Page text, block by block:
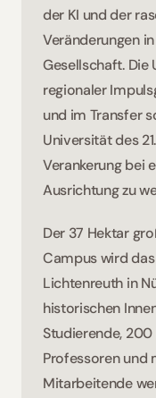
der KI und der
Veränderungen
Gesellschaft. Die
regionaler
und im Transfer
Universität des
Verankerung bei
Ausrichtung zu
Der 37 Hektar
Campus wird
Lichtenreuth in
historischen
Studierende,
Professoren und
Mitarbeitende